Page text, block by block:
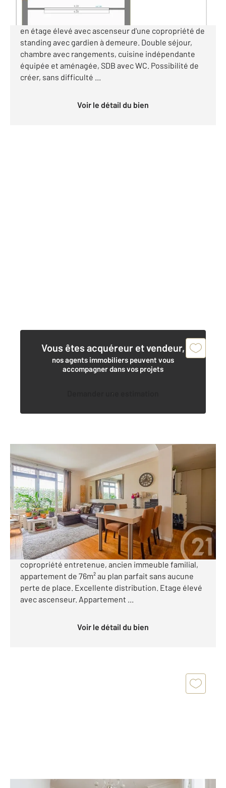
en étage élevé avec ascenseur d'une copropriété de
standing avec gardien à demeure. Double séjour,
chambre avec rangements, cuisine indépendante
équipée et aménagée, SDB avec WC. Possibilité de
créer, sans difficulté ...
Voir le détail du bien
Vous êtes acquéreur et vendeur,
nos agents immobiliers peuvent vous
accompagner dans vos projets
Demander une estimation
PARIS 75016
76,54 m2, 4 pièces
Ref : 40
Appartement F4 à vendre
829 000 €
MAISON de la RADIO - MIRABEAU. Dans une rue à
très faible circulation automobile et dans une petite
copropriété entretenue, ancien immeuble familial,
appartement de 76m² au plan parfait sans aucune
perte de place. Excellente distribution. Etage élevé
avec ascenseur. Appartement ...
Voir le détail du bien